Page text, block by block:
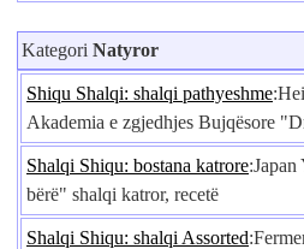
Kategori Natyror
Shiqu Shalqi: shalqi pathyeshme
Akademia e zgjedhjes Bujqësore
Shalqi Shiqu: bostana katrore:Japan
bërë" shalqi katror, ​​recetë
Shalqi Shiqu: shalqi Assorted